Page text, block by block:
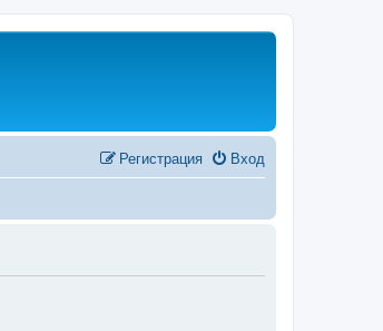
Вход
Регистрация